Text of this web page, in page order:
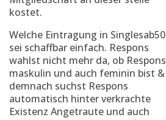
kostet.
Welche Eintragung in Singlesab50
sei schaffbar einfach. Respons
wahlst nicht mehr da, ob Respons
maskulin und auch feminin bist &
demnach suchst Respons
automatisch hinter verkrachte
Existenz Angetraute und auch